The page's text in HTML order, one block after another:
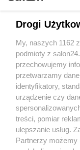
Sport
Społeczeństwo
Kultura
X
Drogi
My, naszych 1162
podmioty z
przechowujemy
przetwarzamy
identyfikatory,
urządzenie czy
treści, pomiar
ulepszanie usług.
Partnerzy możemy